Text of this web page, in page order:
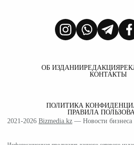
ОБ ИЗДАНИИРЕДАКЦИЯ
КОНТАКТЫ
ПОЛИТИКА
ПРАВИЛА
2021-2026 Bizmedia.kz — Новости бизнеса